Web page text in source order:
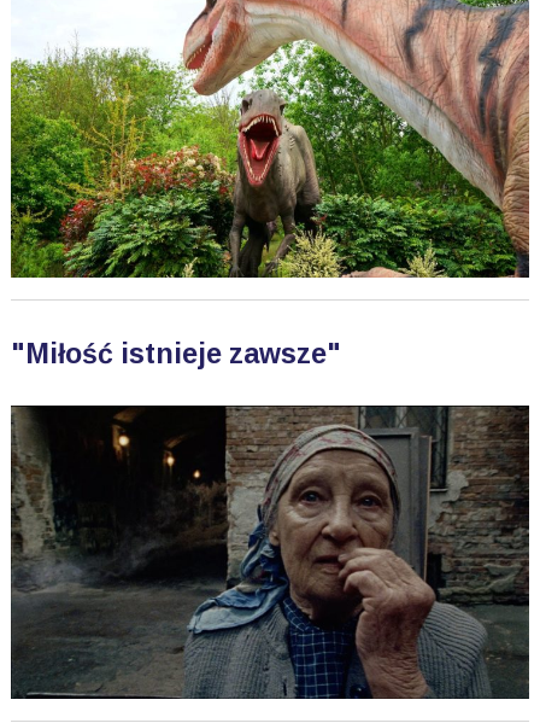
"Miłość istnieje zawsze"